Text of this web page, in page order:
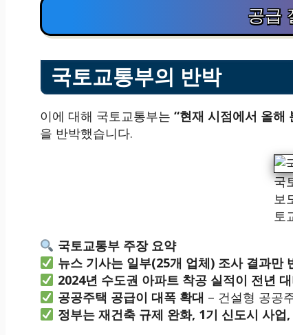
공급
국토교통부의 반박
이에 대해 국토교통부는 “현재 시점에서 올해
을 반박했습니다.
국
보
토
국토교통부 주장 요약
뉴스 기사는 일부(25개 업체) 조사 결과
2024년 수도권 아파트 착공 실적이 전년
공공주택 공급이 대폭 확대 – 건설형 공공
정부는 재건축 규제 완화, 1기 신도시 사